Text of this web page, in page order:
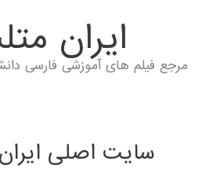
ايران
مرجع فیلم های آموزشی فارسی
سایت اصلی